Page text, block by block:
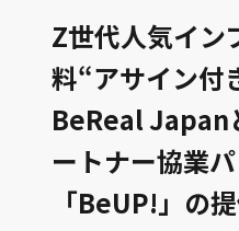
Z世代人気イン
料“アサイン付
BeReal Japan
ートナー協業
「BeUP!」の